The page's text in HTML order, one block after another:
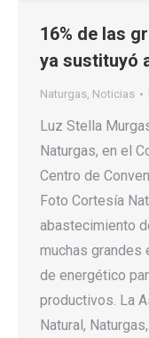
16% de las
ya sustituyó
Naturgas, Noticias
Luz Stella
Naturgas, en el
Centro de
Foto Cortesía
abastecimiento
muchas grandes
de energético
productivos. La
Natural,